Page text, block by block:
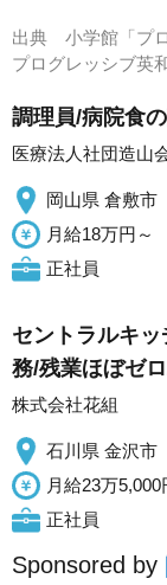
出典 小学館「プ
プログレッシブ
調理員/病院食
医療法人社団造山
岡山県 倉敷市
月給18万円～
正社員
セントラルキ
務/残業ほぼゼ
株式会社花組
石川県 金沢市
月給23万
正社員
Sponsored by